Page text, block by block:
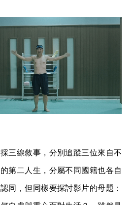
三線敘事，分別追蹤三位來自不
第二人生，分屬不同國籍也各自
同，但同樣要探討影片的母題：